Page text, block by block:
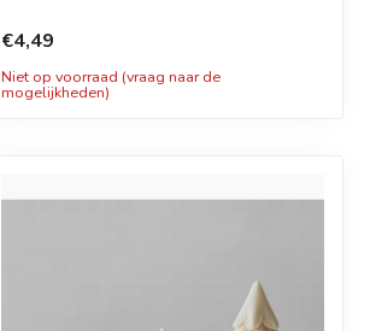
€4,49
Niet op voorraad (vraag naar de
mogelijkheden)